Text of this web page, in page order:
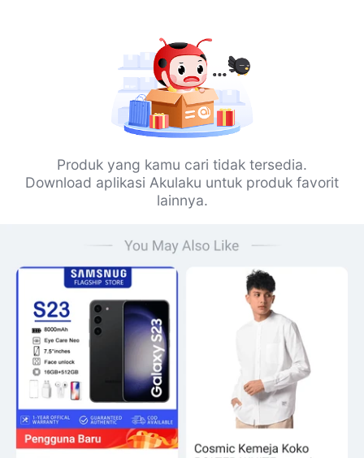
Produk yang kamu cari tidak tersedia.
Download aplikasi Akulaku untuk produk favorit
lainnya.